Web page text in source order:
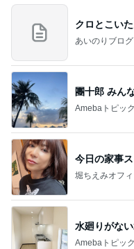
クロとこい
あいのりブログ
團十郎 みん
Amebaトピッ
今日の家事ス
堀ちえみオフ
水廻りがな
Amebaトピッ